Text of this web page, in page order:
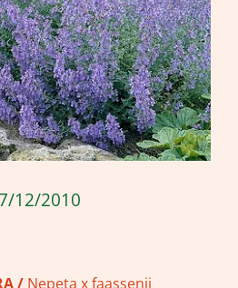
12/2010
/ Nepeta x faassenii